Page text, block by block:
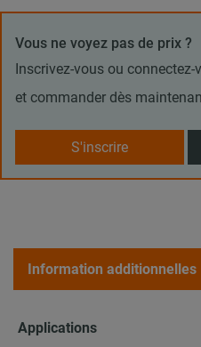
Vous ne voyez pas de prix ?
Inscrivez-vous ou
et commander dès
S'inscrire
Information additionnelles
Applications